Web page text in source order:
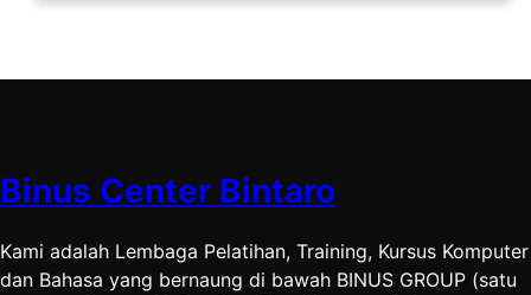
Binus Center Bintaro
Kami adalah Lembaga Pelatihan, Training, Kursus Komputer
dan Bahasa yang bernaung di bawah BINUS GROUP (satu